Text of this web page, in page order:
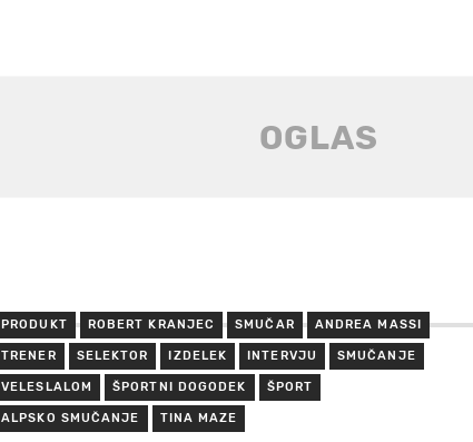
PRODUKT ROBERT KRANJEC SMUČAR ANDREA MASSI
TRENER SELEKTOR IZDELEK INTERVJU SMUČANJE
VELESLALOM ŠPORTNI DOGODEK ŠPORT
ALPSKO SMUČANJE TINA MAZE